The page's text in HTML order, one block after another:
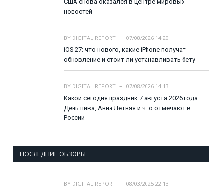
США снова оказался в центре мировых
новостей
BY DIGITAL REPORT
07/08/2026 14:20
iOS 27: что нового, какие iPhone получат
обновление и стоит ли устанавливать бету
BY DIGITAL REPORT
07/08/2026 14:13
Какой сегодня праздник 7 августа 2026 года:
День пива, Анна Летняя и что отмечают в
России
ПОСЛЕДНИЕ ОБЗОРЫ
BY DIGITAL REPORT
08/03/2025 22:13